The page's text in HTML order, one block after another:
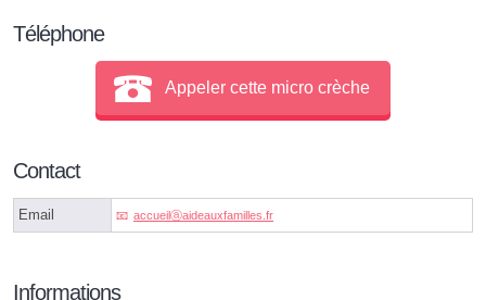
Téléphone
Appeler cette micro crèche
Contact
Email accueilⓐaideauxfamilles.fr
Informations